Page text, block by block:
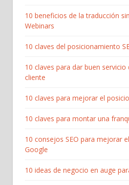
10 beneficios de la traducción
Webinars
10 claves del posicionamiento
10 claves para dar buen servicio
cliente
10 claves para mejorar el
10 claves para montar una
10 consejos SEO para mejorar
Google
10 ideas de negocio en auge